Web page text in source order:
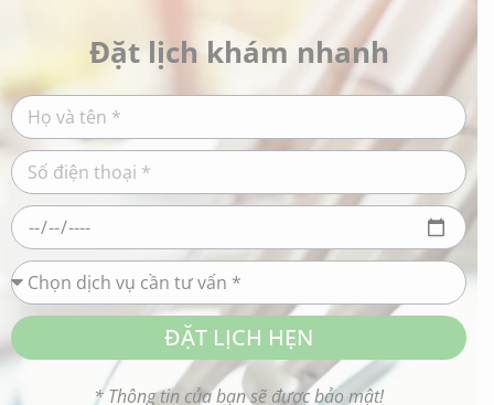
Đặt lịch khám nhanh
ĐẶT LỊCH HẸN
* Thông tin của bạn sẽ được bảo mật!